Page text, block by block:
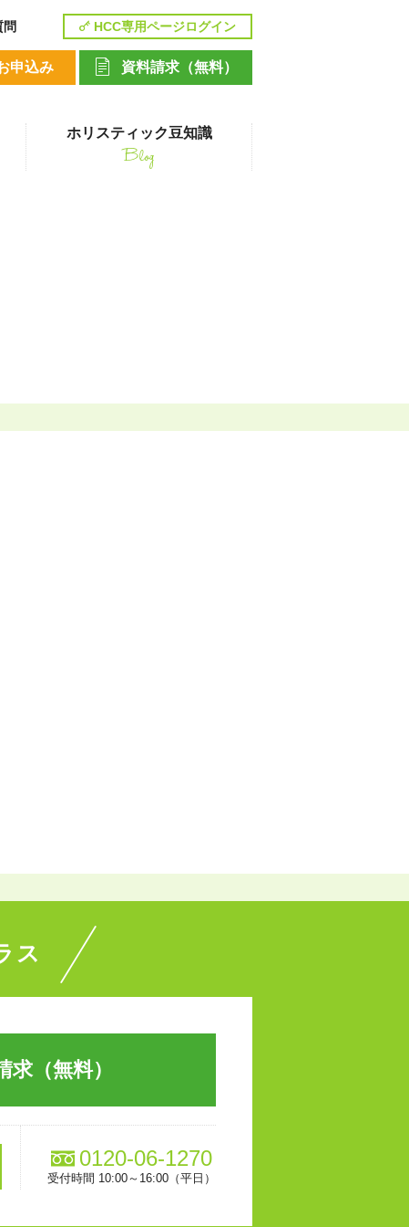
ホリスティック豆知識
Blog
申込み 資料請求（無料）
HCC専用ページログイン
問
ス
求（無料）
0120-06-1270
受付時間 10:00～16:00（平日）